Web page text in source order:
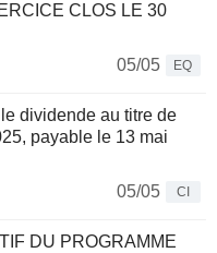
CLOS LE 30
05/05
EQ
dividende au titre de
payable le 13 mai
05/05
CI
DU PROGRAMME